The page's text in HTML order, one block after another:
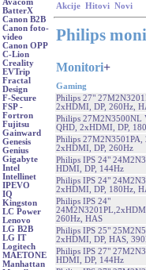
Avacom
BatterX
Canon B2B
Canon foto-
video
Canon OPP
C-Lion
Creality
EVTrip
Fractal
Design
F-Secure
FSP -
Fortron
Fujitsu
Gainward
Genesis
Genius
Gigabyte
Intel
Intellinet
IPEVO
IQ
Kingston
LC Power
Lenovo
LG B2B
LG IT
Logitech
MAETONE
Manhattan
Akcije Hitovi Novi
Philips
Monitori+
Gaming
Philips 27"
2xHDMI, DP, 260Hz,
Philips 27M2N3500NL
QHD, 2xHDMI, DP,
Philips 27M2N3501PA,
2xHDMI, DP, 260Hz
Philips IPS 24"
HDMI, DP, 144Hz
Philips IPS 24"
2xHDMI, DP, 180Hz,
Philips IPS 24"
260Hz, HAS
Philips IPS 25"
2xHDMI, DP, HAS,
Philips IPS 27"
HDMI, DP, 144Hz